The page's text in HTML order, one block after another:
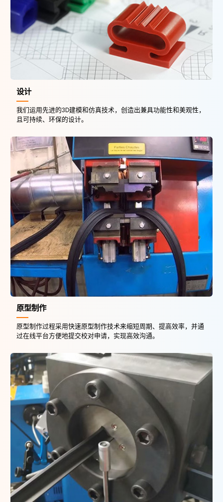
设计
我们运用先进的3D建模和仿真技术，创造出兼具功能性和美观性，
且可持续、环保的设计。
原型制作
原型制作过程采用快速原型制作技术来缩短周期、提高效率，并通
过在线平台方便地提交校对申请，实现高效沟通。